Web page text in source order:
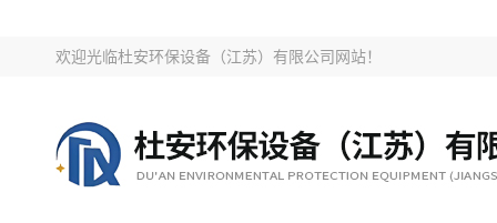
欢迎光临杜安环保设备（江苏）有限公司网站！